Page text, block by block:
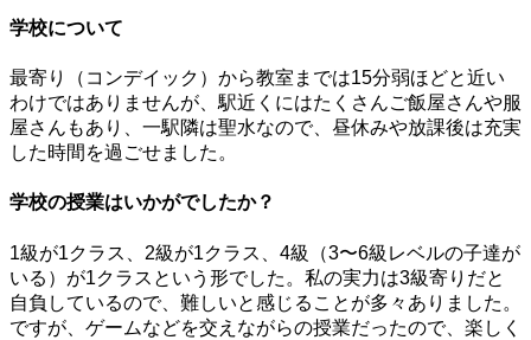
学校について
最寄り（コンデイック）から教室までは15分弱ほどと近い
わけではありませんが、駅近くにはたくさんご飯屋さんや服
屋さんもあり、一駅隣は聖水なので、昼休みや放課後は充実
した時間を過ごせました。
学校の授業はいかがでしたか？
1級が1クラス、2級が1クラス、4級（3〜6級レベルの子達が
いる）が1クラスという形でした。私の実力は3級寄りだと
自負しているので、難しいと感じることが多々ありました。
ですが、ゲームなどを交えながらの授業だったので、楽しく